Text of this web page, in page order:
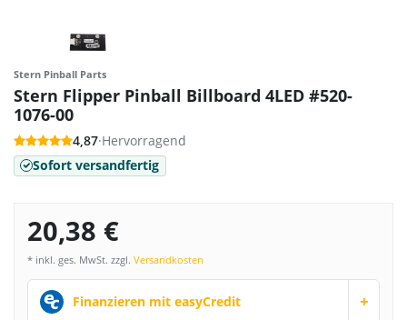
Stern Pinball Parts
Stern Flipper Pinball Billboard 4LED #520-
1076-00
4,87·Hervorragend
Sofort versandfertig
20,38 €
* inkl. ges. MwSt. zzgl. Versandkosten
Finanzieren mit easyCredit +